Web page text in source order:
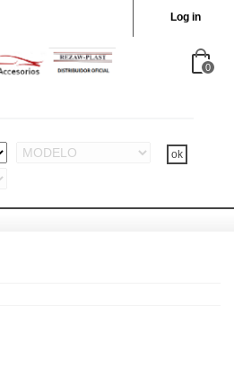
Log in
0